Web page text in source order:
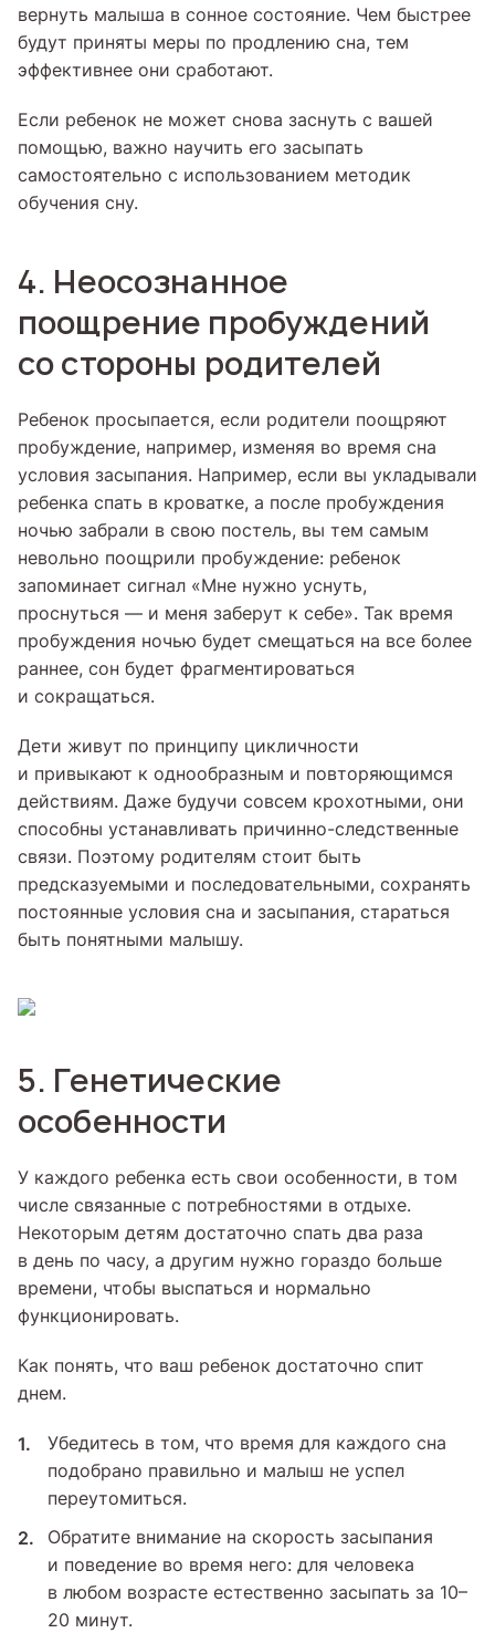
вернуть малыша в сонное состояние. Чем быстрее
будут приняты меры по продлению сна, тем
эффективнее они сработают.
Если ребенок не может снова заснуть с вашей
помощью, важно научить его засыпать
самостоятельно с использованием методик
обучения сну.
4. Неосознанное
поощрение пробуждений
со стороны родителей
Ребенок просыпается, если родители поощряют
пробуждение, например, изменяя во время сна
условия засыпания. Например, если вы укладывали
ребенка спать в кроватке, а после пробуждения
ночью забрали в свою постель, вы тем самым
невольно поощрили пробуждение: ребенок
запоминает сигнал «Мне нужно уснуть,
проснуться — и меня заберут к себе». Так время
пробуждения ночью будет смещаться на все более
раннее, сон будет фрагментироваться
и сокращаться.
Дети живут по принципу цикличности
и привыкают к однообразным и повторяющимся
действиям. Даже будучи совсем крохотными, они
способны устанавливать причинно-следственные
связи. Поэтому родителям стоит быть
предсказуемыми и последовательными, сохранять
постоянные условия сна и засыпания, стараться
быть понятными малышу.
5. Генетические
особенности
У каждого ребенка есть свои особенности, в том
числе связанные с потребностями в отдыхе.
Некоторым детям достаточно спать два раза
в день по часу, а другим нужно гораздо больше
времени, чтобы выспаться и нормально
функционировать.
Как понять, что ваш ребенок достаточно спит
днем.
Убедитесь в том, что время для каждого сна
подобрано правильно и малыш не успел
переутомиться.
Обратите внимание на скорость засыпания
и поведение во время него: для человека
в любом возрасте естественно засыпать за 10–
20 минут.